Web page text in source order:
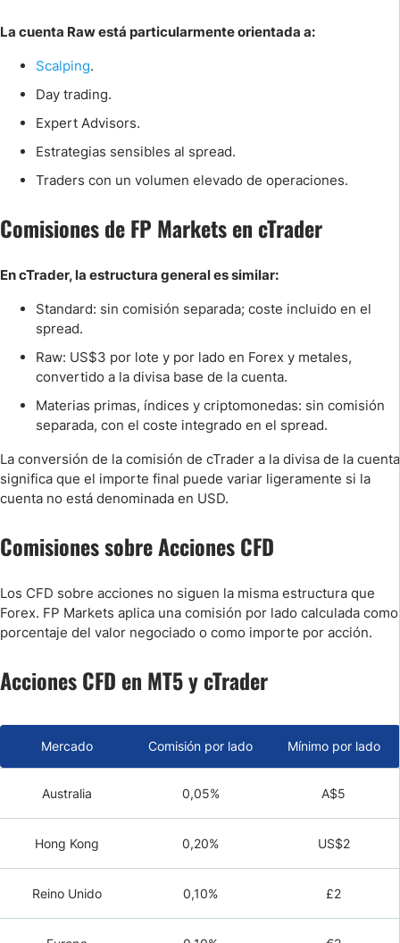
La cuenta Raw está particularmente orientada a:
Scalping.
Day trading.
Expert Advisors.
Estrategias sensibles al spread.
Traders con un volumen elevado de operaciones.
Comisiones de FP Markets en cTrader
En cTrader, la estructura general es similar:
Standard: sin comisión separada; coste incluido en el
spread.
Raw: US$3 por lote y por lado en Forex y metales,
convertido a la divisa base de la cuenta.
Materias primas, índices y criptomonedas: sin comisión
separada, con el coste integrado en el spread.
La conversión de la comisión de cTrader a la divisa de la cuenta
significa que el importe final puede variar ligeramente si la
cuenta no está denominada en USD.
Comisiones sobre Acciones CFD
Los CFD sobre acciones no siguen la misma estructura que
Forex. FP Markets aplica una comisión por lado calculada como
porcentaje del valor negociado o como importe por acción.
Acciones CFD en MT5 y cTrader
Mercado Comisión por lado Mínimo por lado
Australia 0,05% A$5
Hong Kong 0,20% US$2
Reino Unido 0,10% £2